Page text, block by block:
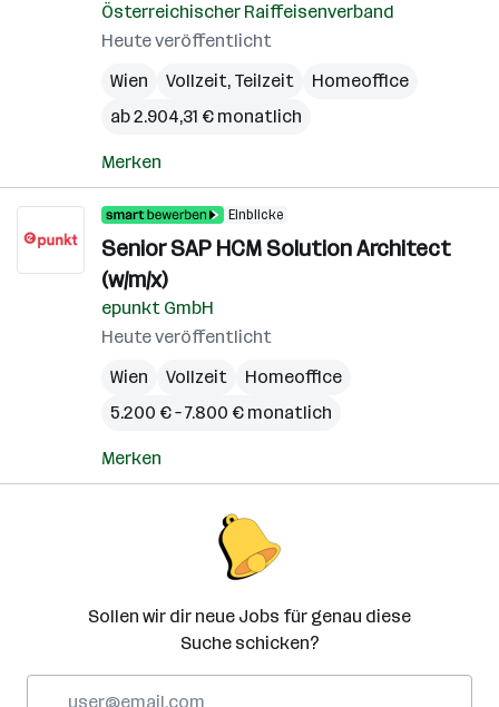
Österreichischer Raiffeisenverband
Heute veröffentlicht
Wien
Vollzeit, Teilzeit
Homeoffice
ab 2.904,31 € monatlich
Merken
Einblicke
Senior SAP HCM Solution Architect
(w/m/x)
epunkt GmbH
Heute veröffentlicht
Wien
Vollzeit
Homeoffice
5.200 € – 7.800 € monatlich
Merken
Sollen wir dir neue Jobs für genau diese
Suche schicken?